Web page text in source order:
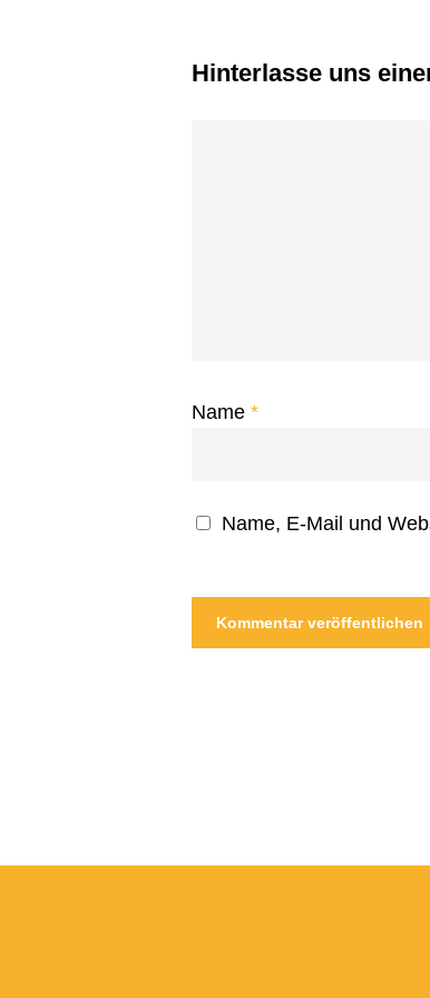
Hinterlasse uns
Name *
Name, E-Mail und